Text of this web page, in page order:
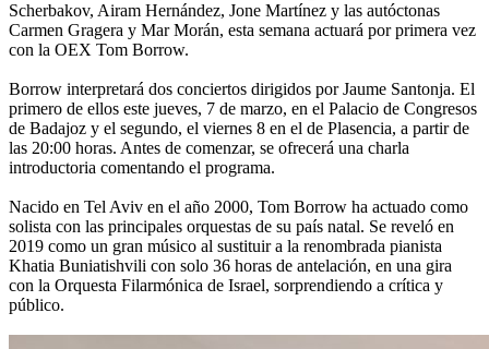
Scherbakov, Airam Hernández, Jone Martínez y las autóctonas
Carmen Gragera y Mar Morán, esta semana actuará por primera vez
con la OEX Tom Borrow.
Borrow interpretará dos conciertos dirigidos por Jaume Santonja. El
primero de ellos este jueves, 7 de marzo, en el Palacio de Congresos
de Badajoz y el segundo, el viernes 8 en el de Plasencia, a partir de
las 20:00 horas. Antes de comenzar, se ofrecerá una charla
introductoria comentando el programa.
Nacido en Tel Aviv en el año 2000, Tom Borrow ha actuado como
solista con las principales orquestas de su país natal. Se reveló en
2019 como un gran músico al sustituir a la renombrada pianista
Khatia Buniatishvili con solo 36 horas de antelación, en una gira
con la Orquesta Filarmónica de Israel, sorprendiendo a crítica y
público.